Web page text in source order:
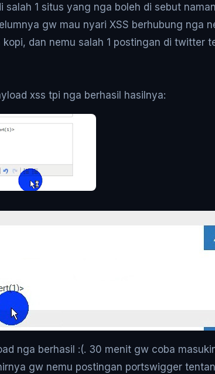
1 situs yang nga boleh di sebut
gw mau nyari XSS berhubung nga
dan nemu salah 1 postingan di twitter
xss tpi nga berhasil hasilnya:
nga berhasil :(. 30 menit gw coba
gw nemu postingan portswigger